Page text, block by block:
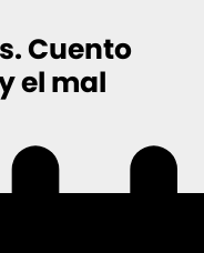
Cuento
el mal